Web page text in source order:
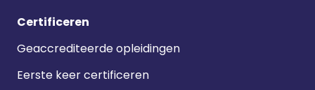
Certificeren
Geaccrediteerde opleidingen
Eerste keer certificeren